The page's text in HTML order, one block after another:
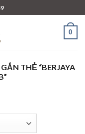
0
THẺ “BERJAYA